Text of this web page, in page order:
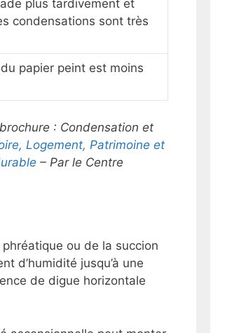
plus tardivement et
condensations sont très
papier peint est moins
: Condensation et
Logement, Patrimoine et
– Par le Centre
ou de la succion
d’humidité jusqu’à une
de digue horizontale